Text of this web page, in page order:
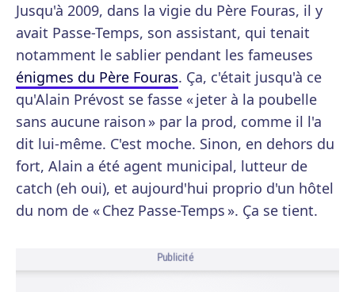
Jusqu'à 2009, dans la vigie du Père Fouras, il y
avait Passe-Temps, son assistant, qui tenait
notamment le sablier pendant les fameuses
énigmes du Père Fouras. Ça, c'était jusqu'à ce
qu'Alain Prévost se fasse « jeter à la poubelle
sans aucune raison » par la prod, comme il l'a
dit lui-même. C'est moche. Sinon, en dehors du
fort, Alain a été agent municipal, lutteur de
catch (eh oui), et aujourd'hui proprio d'un hôtel
du nom de « Chez Passe-Temps ». Ça se tient.
Publicité